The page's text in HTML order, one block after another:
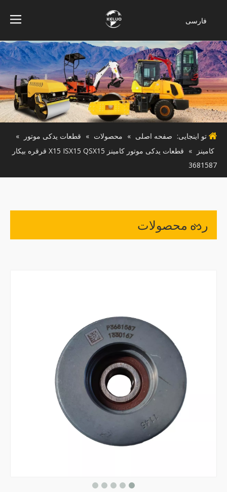
فارسی
indonesia
Türk dili
ไทย
Italiano
Deutsch
Português
Español
Pусский
Français
تو اینجایی: صفحه اصلی » محصولات » قطعات یدکی موتور
»
کامینز
»
قطعات یدکی موتور کامینز X15 ISX15 QSX15 قرقره بیکار
3681587
رده محصولات